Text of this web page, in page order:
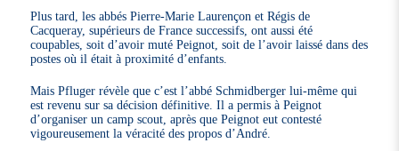
Plus tard, les abbés Pierre-Marie Laurençon et Régis de
Cacqueray, supérieurs de France successifs, ont aussi été
coupables, soit d’avoir muté Peignot, soit de l’avoir laissé dans des
postes où il était à proximité d’enfants.
Mais Pfluger révèle que c’est l’abbé Schmidberger lui-même qui
est revenu sur sa décision définitive. Il a permis à Peignot
d’organiser un camp scout, après que Peignot eut contesté
vigoureusement la véracité des propos d’André.